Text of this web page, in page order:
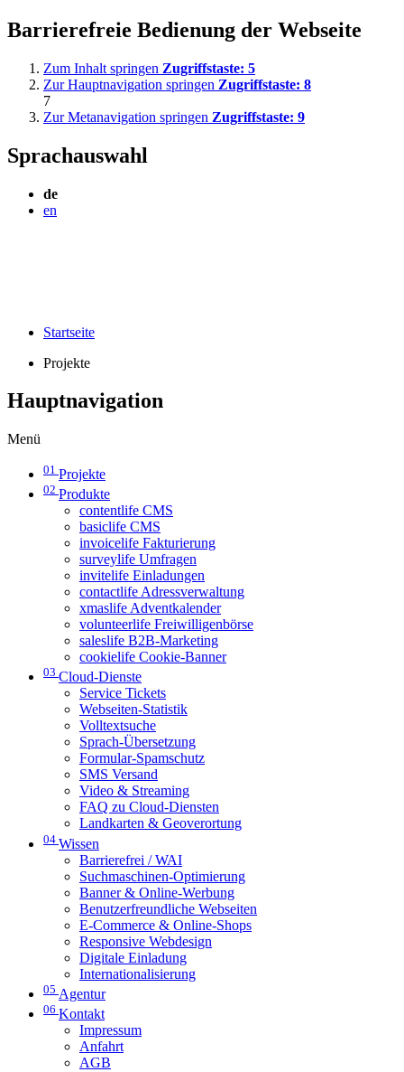
Barrierefreie Bedienung der Webseite
Zum Inhalt springen Zugriffstaste: 5
Zur Hauptnavigation springen Zugriffstaste: 8
7
Zur Metanavigation springen Zugriffstaste: 9
Sprachauswahl
de
en
Startseite
Projekte
Hauptnavigation
Menü
01 Projekte
02 Produkte
contentlife CMS
basiclife CMS
invoicelife Fakturierung
surveylife Umfragen
invitelife Einladungen
contactlife Adressverwaltung
xmaslife Adventkalender
volunteerlife Freiwilligenbörse
saleslife B2B-Marketing
cookielife Cookie-Banner
03 Cloud-Dienste
Service Tickets
Webseiten-Statistik
Volltextsuche
Sprach-Übersetzung
Formular-Spamschutz
SMS Versand
Video & Streaming
FAQ zu Cloud-Diensten
Landkarten & Geoverortung
04 Wissen
Barrierefrei / WAI
Suchmaschinen-Optimierung
Banner & Online-Werbung
Benutzerfreundliche Webseiten
E-Commerce & Online-Shops
Responsive Webdesign
Digitale Einladung
Internationalisierung
05 Agentur
06 Kontakt
Impressum
Anfahrt
AGB